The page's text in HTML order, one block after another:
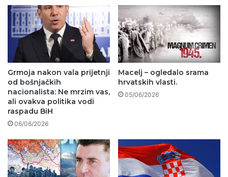
Grmoja nakon vala prijetnji
od bošnjačkih
nacionalista: Ne mrzim vas,
ali ovakva politika vodi
raspadu BiH
06/06/2026
Macelj – ogledalo srama
hrvatskih vlasti.
05/06/2026